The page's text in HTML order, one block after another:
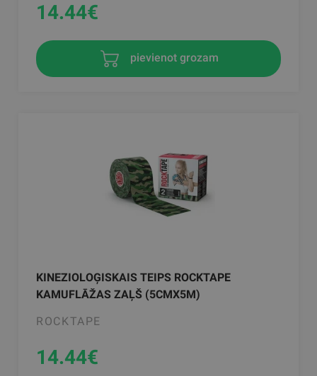
14.44€
pievienot grozam
KINEZIOLOĢISKAIS TEIPS ROCKTAPE
KAMUFLĀŽAS ZAĻŠ (5CMX5M)
ROCKTAPE
14.44€